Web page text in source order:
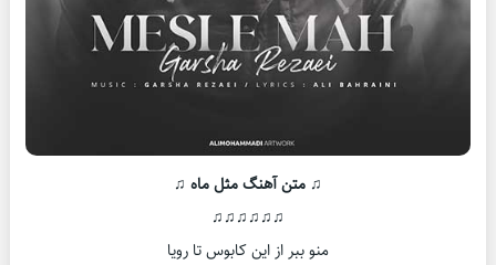
♫ متن آهنگ مثل ماه ♫
♫♫♫♫♫♫
منو ببر از این کابوس تا رویا